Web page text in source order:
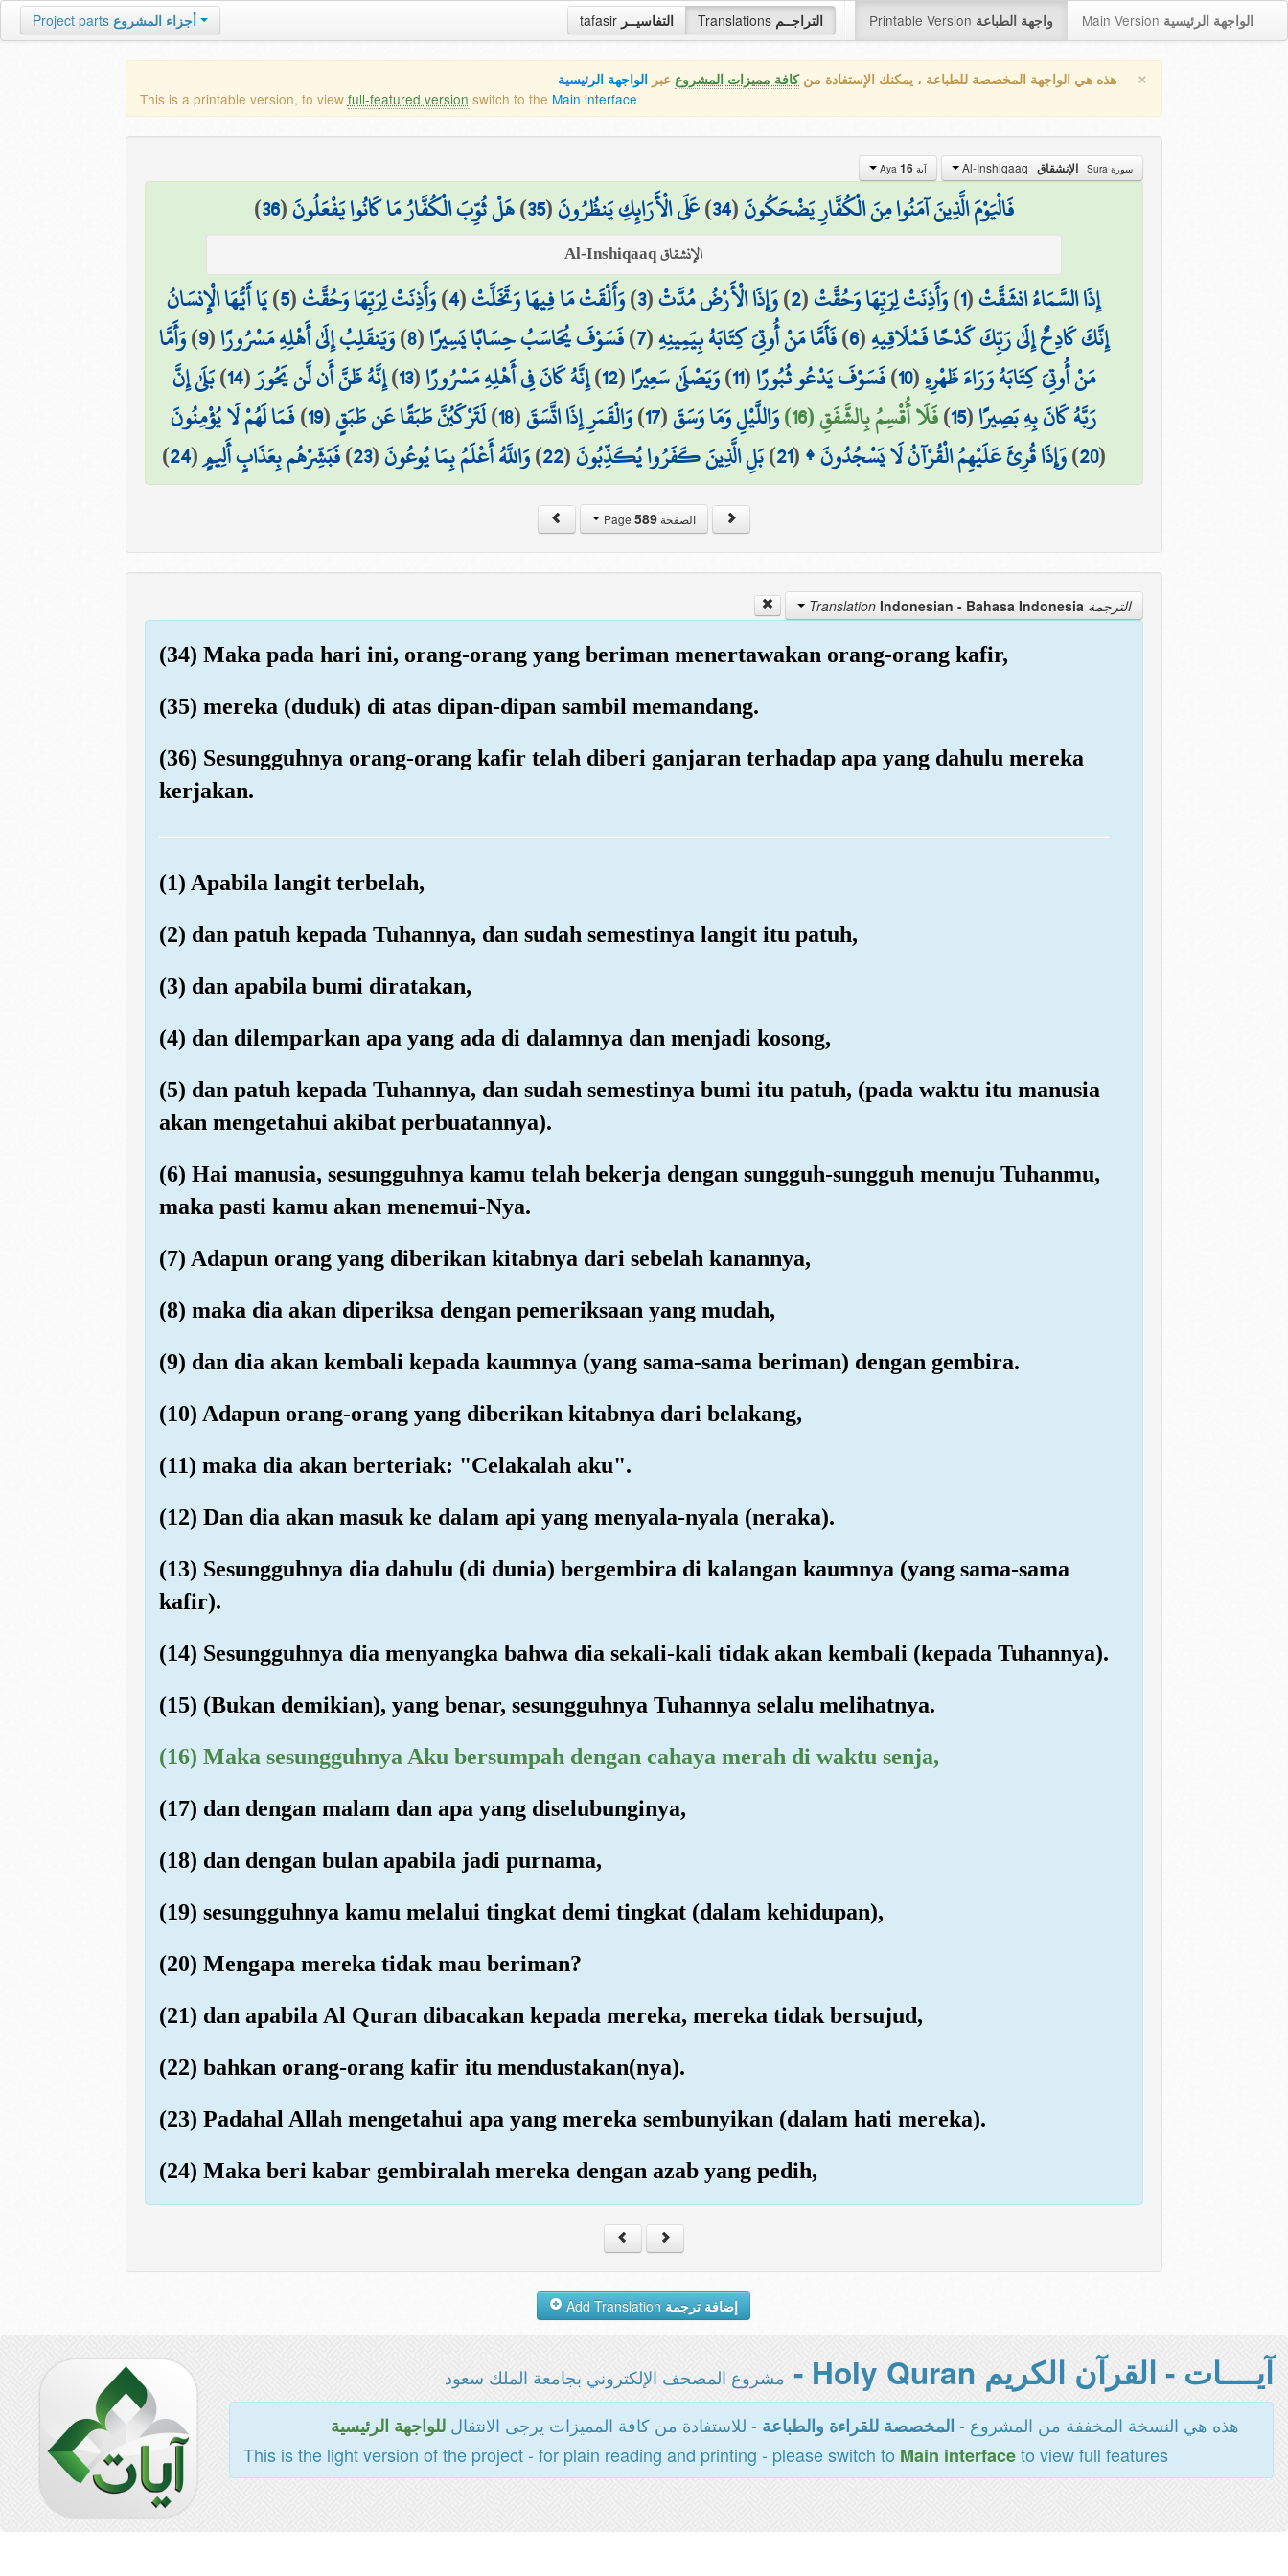
tafasir التفاسيــر Translations التراجــم Printable Version واجهة الطباعة Main Version الواجهة الرئيسية Project parts أجزاء المشروع
× هذه هي الواجهة المخصصة للطباعة ، يمكنك الإستفادة منكافة مميزات المشروع عبر الواجهة الرئيسية
This is a printable version, to view full-featured version switch to the Main interface
سورة Sura الإنشقاق آية Aya 16
فَالْيَوْمَ الَّذِينَ آمَنُوا مِنَ الْكُفَّارِ يَضْحَكُونَ(
34
)عَلَى الْأَرَائِكِ يَنظُرُونَ(
35
)هَلْ ثُوِّبَ الْكُفَّارُ مَا كَانُوا يَفْعَلُونَ(
36
)
الإنشقاق Al-Inshiqaaq
إِذَا السَّمَاءُ انشَقَّتْ(
1
)وَأَذِنَتْ لِرَبِّهَا وَحُقَّتْ(
2
)وَإِذَا الْأَرْضُ مُدَّتْ(
3
)وَأَلْقَتْ مَا فِيهَا وَتَخَلَّتْ(
4
)وَأَذِنَتْ لِرَبِّهَا وَحُقَّتْ(
5
)يَا أَيُّهَا الْإِنسَانُ
إِنَّكَ كَادِحٌ إِلَىٰ رَبِّكَ كَدْحًا فَمُلَاقِيهِ(
6
)فَأَمَّا مَنْ أُوتِيَ كِتَابَهُ بِيَمِينِهِ(
7
)فَسَوْفَ يُحَاسَبُ حِسَابًا يَسِيرًا(
8
)وَيَنقَلِبُ إِلَىٰ أَهْلِهِ مَسْرُورًا(
9
)وَأَمَّا
مَنْ أُوتِيَ كِتَابَهُ وَرَاءَ ظَهْرِهِ(
10
)فَسَوْفَ يَدْعُو ثُبُورًا(
11
)وَيَصْلَىٰ سَعِيرًا(
12
)إِنَّهُ كَانَ فِي أَهْلِهِ مَسْرُورًا(
13
)إِنَّهُ ظَنَّ أَن لَّن يَحُورَ(
14
)بَلَىٰ إِنَّ
رَبَّهُ كَانَ بِهِ بَصِيرًا(
15
)فَلَا أُقْسِمُ بِالشَّفَقِ (16) وَاللَّيْلِ وَمَا وَسَقَ(
17
)وَالْقَمَرِ إِذَا اتَّسَقَ(
18
)لَتَرْكَبُنَّ طَبَقًا عَن طَبَقٍ(
19
)فَمَا لَهُمْ لَا يُؤْمِنُونَ
(
20
)وَإِذَا قُرِئَ عَلَيْهِمُ الْقُرْآنُ لَا يَسْجُدُونَ ۩(
21
)بَلِ الَّذِينَ كَفَرُوا يُكَذِّبُونَ(
22
)وَاللَّهُ أَعْلَمُ بِمَا يُوعُونَ(
23
)فَبَشِّرْهُم بِعَذَابٍ أَلِيمٍ(
24
)
الصفحة Page589
الترجمة Translation Indonesian - Bahasa Indonesia
(34) Maka pada hari ini, orang-orang yang beriman menertawakan orang-orang kafir,
(35) mereka (duduk) di atas dipan-dipan sambil memandang.
(36) Sesungguhnya orang-orang kafir telah diberi ganjaran terhadap apa yang dahulu mereka
kerjakan.
(1) Apabila langit terbelah,
(2) dan patuh kepada Tuhannya, dan sudah semestinya langit itu patuh,
(3) dan apabila bumi diratakan,
(4) dan dilemparkan apa yang ada di dalamnya dan menjadi kosong,
(5) dan patuh kepada Tuhannya, dan sudah semestinya bumi itu patuh, (pada waktu itu manusia
akan mengetahui akibat perbuatannya).
(6) Hai manusia, sesungguhnya kamu telah bekerja dengan sungguh-sungguh menuju Tuhanmu,
maka pasti kamu akan menemui-Nya.
(7) Adapun orang yang diberikan kitabnya dari sebelah kanannya,
(8) maka dia akan diperiksa dengan pemeriksaan yang mudah,
(9) dan dia akan kembali kepada kaumnya (yang sama-sama beriman) dengan gembira.
(10) Adapun orang-orang yang diberikan kitabnya dari belakang,
(11) maka dia akan berteriak: "Celakalah aku".
(12) Dan dia akan masuk ke dalam api yang menyala-nyala (neraka).
(13) Sesungguhnya dia dahulu (di dunia) bergembira di kalangan kaumnya (yang sama-sama
kafir).
(14) Sesungguhnya dia menyangka bahwa dia sekali-kali tidak akan kembali (kepada Tuhannya).
(15) (Bukan demikian), yang benar, sesungguhnya Tuhannya selalu melihatnya.
(16) Maka sesungguhnya Aku bersumpah dengan cahaya merah di waktu senja,
(17) dan dengan malam dan apa yang diselubunginya,
(18) dan dengan bulan apabila jadi purnama,
(19) sesungguhnya kamu melalui tingkat demi tingkat (dalam kehidupan),
(20) Mengapa mereka tidak mau beriman?
(21) dan apabila Al Quran dibacakan kepada mereka, mereka tidak bersujud,
(22) bahkan orang-orang kafir itu mendustakan(nya).
(23) Padahal Allah mengetahui apa yang mereka sembunyikan (dalam hati mereka).
(24) Maka beri kabar gembiralah mereka dengan azab yang pedih,
إضافة ترجمة
آيــــات - القرآن الكريم Holy Quran - مشروع المصحف الإلكتروني بجامعة الملك سعود
هذه هي النسخة المخففة من المشروع - المخصصة للقراءة والطباعة - للاستفادة من كافة المميزات يرجى الانتقالللواجهة الرئيسية
This is the light version of the project - for plain reading and printing - please switch to Main interfaceto view full features